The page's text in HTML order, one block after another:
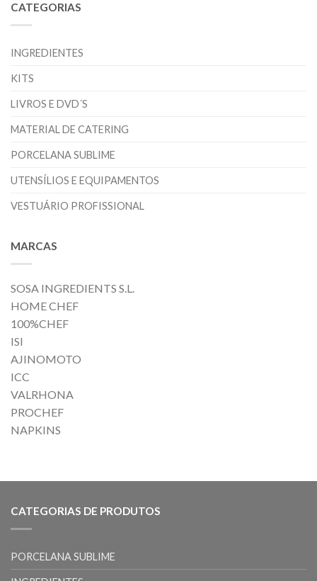
CATEGORIAS
INGREDIENTES
KITS
LIVROS E DVD´S
MATERIAL DE CATERING
PORCELANA SUBLIME
UTENSÍLIOS E EQUIPAMENTOS
VESTUÁRIO PROFISSIONAL
MARCAS
SOSA INGREDIENTS S.L.
HOME CHEF
100%CHEF
ISI
AJINOMOTO
ICC
VALRHONA
PROCHEF
NAPKINS
CATEGORIAS DE PRODUTOS
PORCELANA SUBLIME